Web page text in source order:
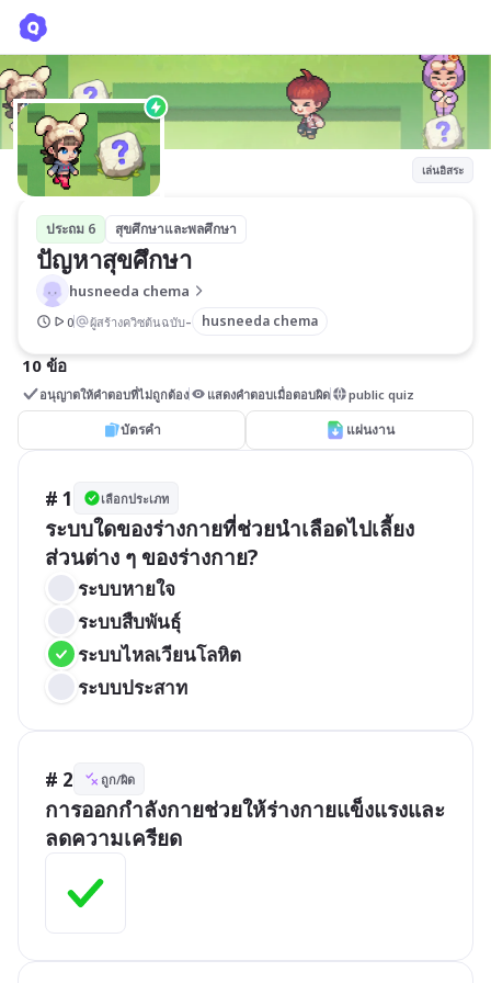
เล่นอิสระ
ประถม 6 สุขศึกษาและพลศึกษา
ปัญหาสุขศึกษา
husneeda chema
0 ผู้สร้างควิซต้นฉบับ- husneeda chema
10 ข้อ
อนุญาตให้คำตอบที่ไม่ถูกต้อง แสดงคำตอบเมื่อตอบผิด public quiz
บัตรคำ แผ่นงาน
# 1 เลือกประเภท
ระบบใดของร่างกายที่ช่วยนำเลือดไปเลี้ยง
ส่วนต่าง ๆ ของร่างกาย?
ระบบหายใจ
ระบบสืบพันธุ์
ระบบไหลเวียนโลหิต
ระบบประสาท
# 2 ถูก/ผิด
การออกกำลังกายช่วยให้ร่างกายแข็งแรงและ
ลดความเครียด